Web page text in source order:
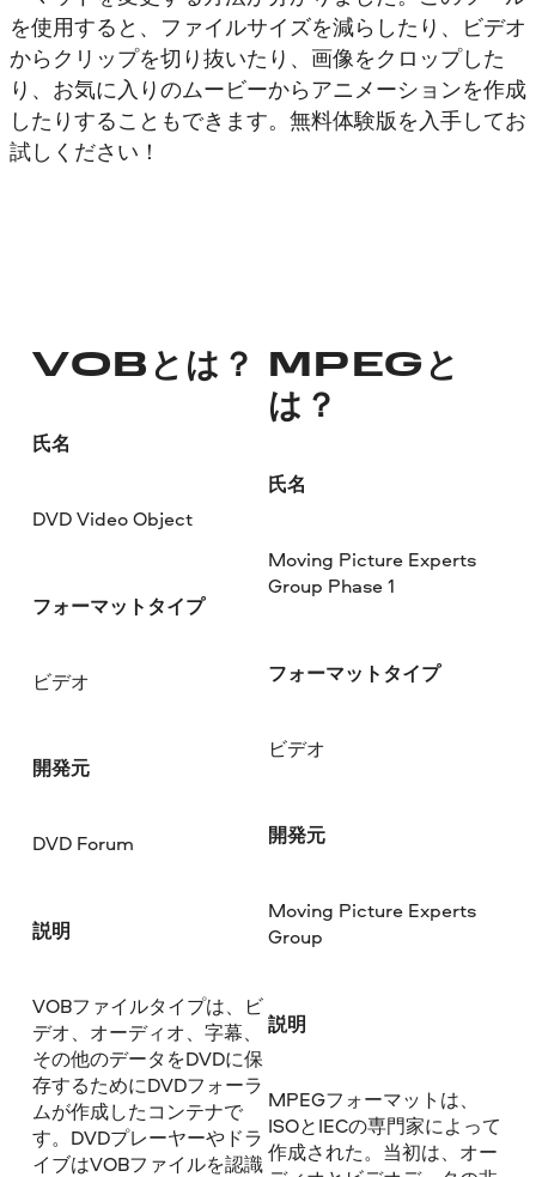
を使用すると、ファイルサイズを減らしたり、ビデオ
からクリップを切り抜いたり、画像をクロップした
り、お気に入りのムービーからアニメーションを作成
したりすることもできます。無料体験版を入手してお
試しください！
VOBとは？
氏名
DVD Video Object
フォーマットタイプ
ビデオ
開発元
DVD Forum
説明
VOBファイルタイプは、ビ
デオ、オーディオ、字幕、
その他のデータをDVDに保
存するためにDVDフォーラ
ムが作成したコンテナで
す。DVDプレーヤーやドラ
イブはVOBファイルを認識
MPEGと
は？
氏名
Moving Picture Experts
Group Phase 1
フォーマットタイプ
ビデオ
開発元
Moving Picture Experts
Group
説明
MPEGフォーマットは、
ISOとIECの専門家によって
作成された。当初は、オー